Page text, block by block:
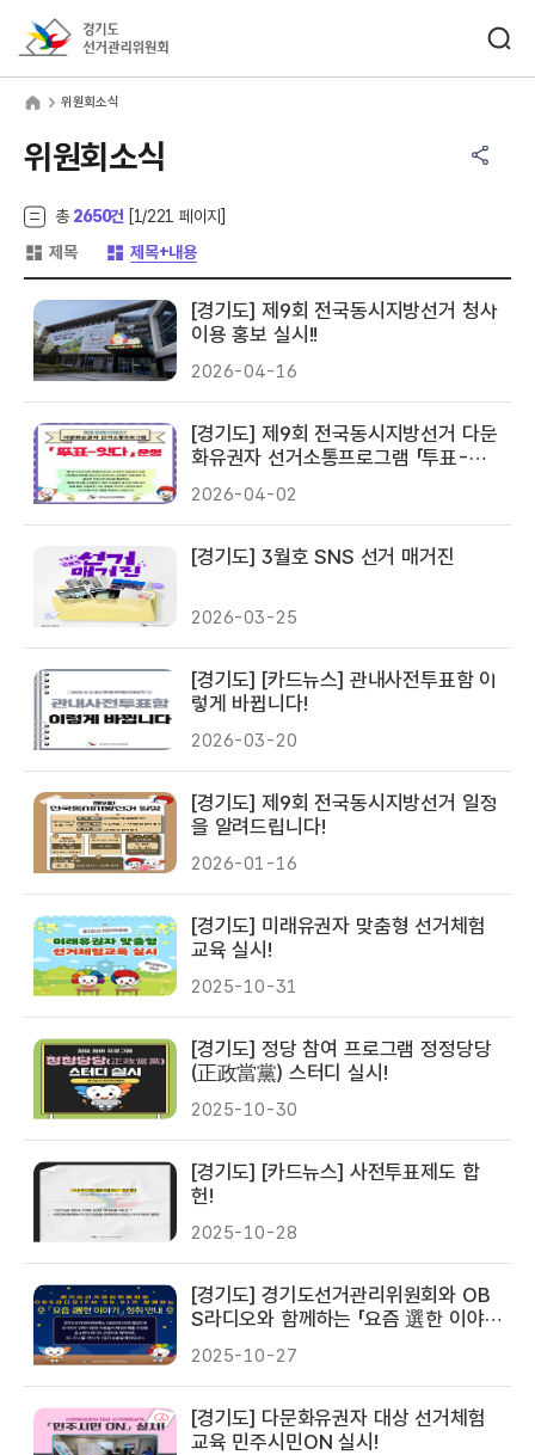
위원회소식
위원회소식
총 2650건 [1/221 페이지]
제목 제목+내용
[경기도] 제9회 전국동시지방선거 청사
이용 홍보 실시!!
2026-04-16
[경기도] 제9회 전국동시지방선거 다문
화유권자 선거소통프로그램 「투표-잇
다」 운영
2026-04-02
[경기도] 3월호 SNS 선거 매거진
2026-03-25
[경기도] [카드뉴스] 관내사전투표함 이
렇게 바뀝니다!
2026-03-20
[경기도] 제9회 전국동시지방선거 일정
을 알려드립니다!
2026-01-16
[경기도] 미래유권자 맞춤형 선거체험
교육 실시!
2025-10-31
[경기도] 정당 참여 프로그램 정정당당
(正政當黨) 스터디 실시!
2025-10-30
[경기도] [카드뉴스] 사전투표제도 합
헌!
2025-10-28
[경기도] 경기도선거관리위원회와 OB
S라디오와 함께하는 「요즘 選한 이야
기」 청취 안내!
2025-10-27
[경기도] 다문화유권자 대상 선거체험
교육 민주시민ON 실시!